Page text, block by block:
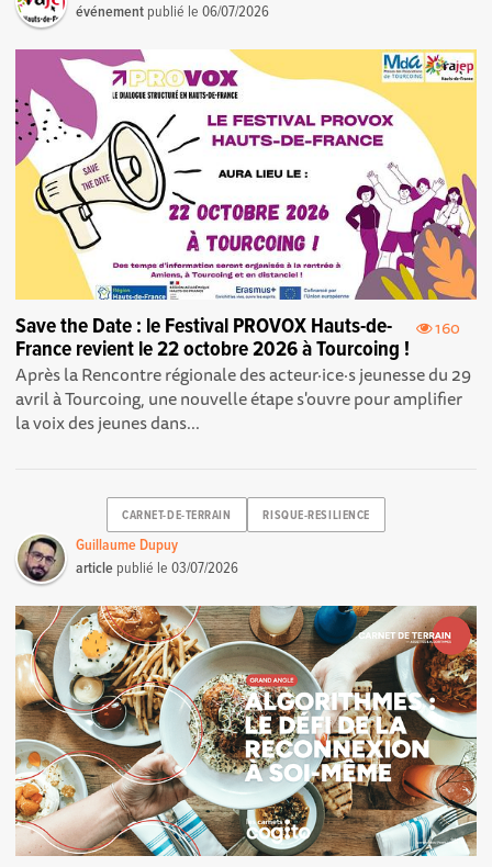
événement publié le06/07/2026
160
Save the Date : le Festival PROVOX Hauts-de-
France revient le 22 octobre 2026 à Tourcoing !
Après la Rencontre régionale des acteur·ice·s jeunesse du 29
avril à Tourcoing, une nouvelle étape s'ouvre pour amplifier
la voix des jeunes dans...
CARNET-DE-TERRAIN RISQUE-RESILIENCE
Guillaume Dupuy
article publié le03/07/2026